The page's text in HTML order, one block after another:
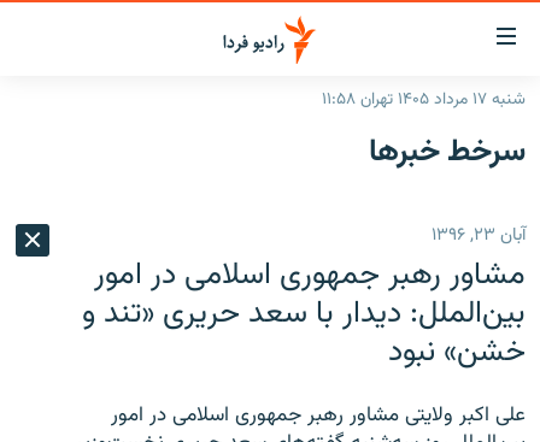
لینک‌های
قابلیت
دسترسی
بازگشت
اصلی
رفتن
صفحه
جستجو
ایران
رادیو
انتخاب کنید و بشنوید
برنامه‌های رادیویی
پادکست
چندرسانه‌ای
گزارش‌های ویدئویی
شنبه ۱۷ مرداد ۱۴۰۵ تهران ۱۱:۵۸
سرخط‌ خبرها
آبان ۲۳, ۱۳۹۶
مشاور رهبر جمهوری اسلامی در امور
بین‌الملل: دیدار با سعد حریری «تند و
خشن» نبود
علی اکبر ولایتی مشاور رهبر جمهوری اسلامی در امور